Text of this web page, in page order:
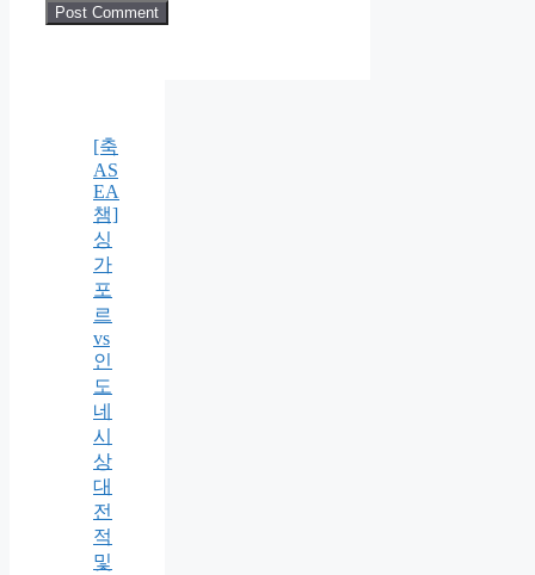
[축
AS
EA
챔]
싱
가
포
르
vs
인
도
네
시
상
대
전
적
및